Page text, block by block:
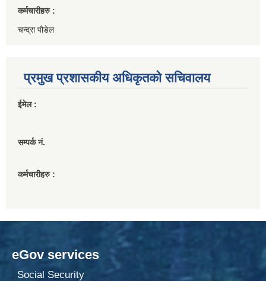
कर्मचारीहरु :
चन्द्रा पौडेल
प्रमुख प्रशासकीय अधिकृतको सचिवालय
ईमेल :
सम्पर्क नं.
कर्मचारीहरु :
eGov services
Social Security